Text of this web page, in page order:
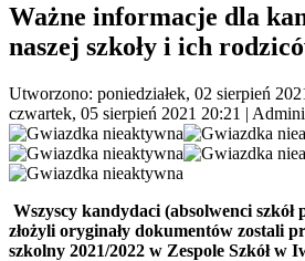
Ważne informacje dla
naszej szkoły i ich
Utworzono: poniedziałek, 02 sierpień
czwartek, 05 sierpień 2021 20:21 |
Wszyscy kandydaci (absolwenci
złożyli oryginały dokumentów zostali
szkolny 2021/2022 w Zespole Szkół w